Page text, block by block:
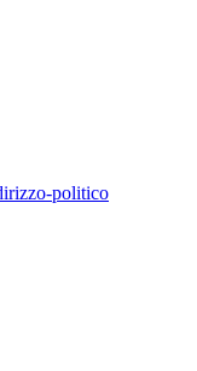
politico